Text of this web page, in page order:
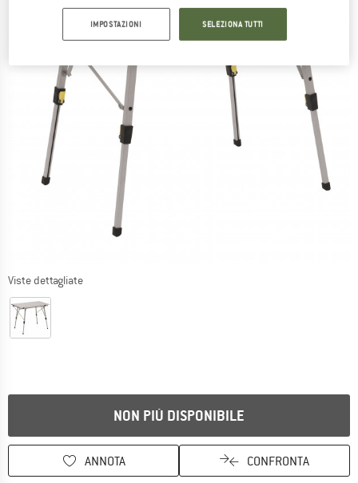
Viste dettagliate
NON PIÙ DISPONIBILE
ANNOTA CONFRONTA
IMPOSTAZIONI SELEZIONA TUTTI